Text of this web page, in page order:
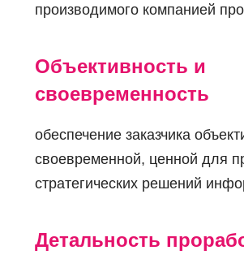
производимого компанией
Объективность и
своевременность
обеспечение заказчика
своевременной, ценной для
стратегических решений
Детальность